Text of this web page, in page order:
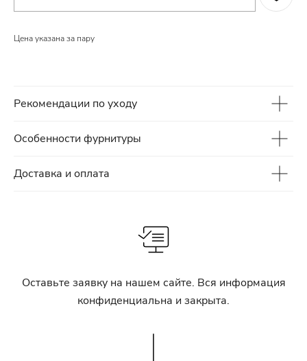
Цена указана за пару
Рекомендации по уходу
Особенности фурнитуры
Доставка и оплата
Оставьте заявку на нашем сайте. Вся информация
конфиденциальна и закрыта.